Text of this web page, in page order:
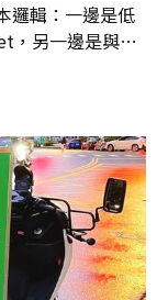
邏輯：一邊是低
，另一邊是與
Beans。真正的
據與零售媒